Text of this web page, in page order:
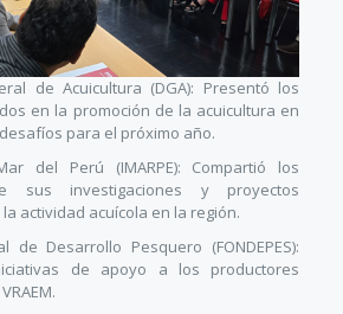
de Acuicultura (DGA): Presentó los
en la promoción de la acuicultura en
desafíos para el próximo año.
del Perú (IMARPE): Compartió los
sus investigaciones y proyectos
actividad acuícola en la región.
de Desarrollo Pesquero (FONDEPES):
de apoyo a los productores